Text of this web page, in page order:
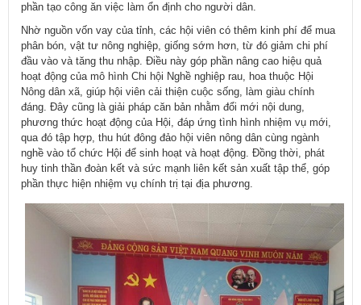
phần tạo công ăn việc làm ổn định cho người dân.
Nhờ nguồn vốn vay của tỉnh, các hội viên có thêm kinh phí để mua
phân bón, vật tư nông nghiệp, giống sớm hơn, từ đó giảm chi phí
đầu vào và tăng thu nhập. Điều này góp phần nâng cao hiệu quả
hoạt động của mô hình Chi hội Nghề nghiệp rau, hoa thuộc Hội
Nông dân xã, giúp hội viên cải thiện cuộc sống, làm giàu chính
đáng. Đây cũng là giải pháp căn bản nhằm đổi mới nội dung,
phương thức hoạt động của Hội, đáp ứng tình hình nhiệm vụ mới,
qua đó tập hợp, thu hút đông đảo hội viên nông dân cùng ngành
nghề vào tổ chức Hội để sinh hoạt và hoạt động. Đồng thời, phát
huy tinh thần đoàn kết và sức mạnh liên kết sản xuất tập thể, góp
phần thực hiện nhiệm vụ chính trị tại địa phương.